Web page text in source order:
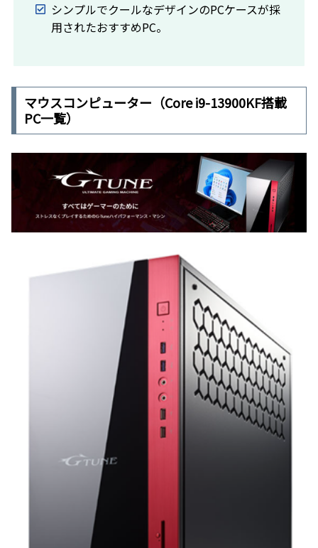
シンプルでクールなデザインのPCケースが採
用されたおすすめPC。
マウスコンピューター（Core i9-13900KF搭載
PC一覧）